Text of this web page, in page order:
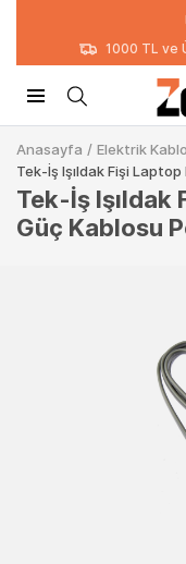
1000 TL ve
Anasayfa / Elektrik
Tek-İş Işıldak Fişi
Tek-İş Işıldak
Güç Kablosu